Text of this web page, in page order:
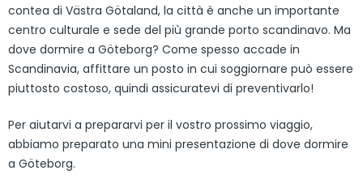
contea di Västra Götaland, la città è anche un importante
centro culturale e sede del più grande porto scandinavo. Ma
dove dormire a Göteborg? Come spesso accade in
Scandinavia, affittare un posto in cui soggiornare può essere
piuttosto costoso, quindi assicuratevi di preventivarlo!
Per aiutarvi a prepararvi per il vostro prossimo viaggio,
abbiamo preparato una mini presentazione di dove dormire
a Göteborg.